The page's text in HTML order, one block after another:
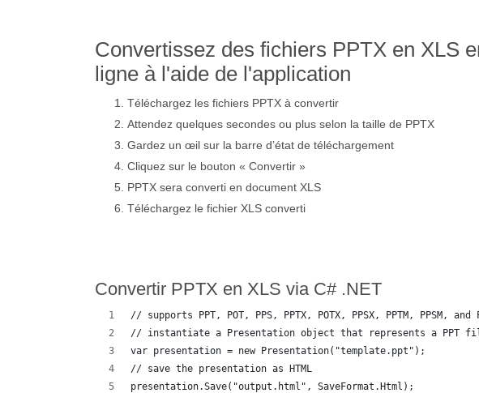
Convertissez des fichiers PPTX en XLS
ligne à l'aide de l'application
Téléchargez les fichiers PPTX à convertir
Attendez quelques secondes ou plus selon la taille de PPTX
Gardez un œil sur la barre d’état de téléchargement
Cliquez sur le bouton « Convertir »
PPTX sera converti en document XLS
Téléchargez le fichier XLS converti
Convertir PPTX en XLS via C# .NET
// supports PPT, POT, PPS, PPTX, POTX, PPSX, PPTM, PPSM,
// instantiate a Presentation object that represents a PPT
var presentation = new Presentation("template.ppt");
// save the presentation as HTML
presentation.Save("output.html", SaveFormat.Html);